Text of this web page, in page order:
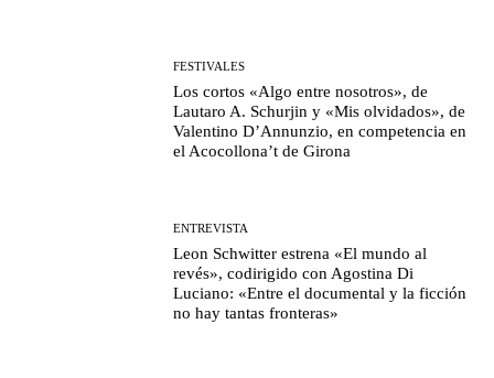
FESTIVALES
Los cortos «Algo entre nosotros», de
Lautaro A. Schurjin y «Mis olvidados», de
Valentino D’Annunzio, en competencia en
el Acocollona’t de Girona
ENTREVISTA
Leon Schwitter estrena «El mundo al
revés», codirigido con Agostina Di
Luciano: «Entre el documental y la ficción
no hay tantas fronteras»